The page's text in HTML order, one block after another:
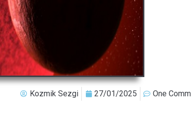
Kozmik Sezgi 27/01/2025 One